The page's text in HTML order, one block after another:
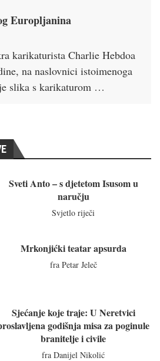
Europljanina
karikaturista Charlie Hebdoa
na naslovnici istoimenoga
slika s karikaturom …
Sveti Anto – s djetetom Isusom u
naručju
Svjetlo riječi
Mrkonjićki teatar apsurda
fra Petar Jeleč
Sjećanje koje traje: U Neretvici
godišnja misa za poginule
branitelje i civile
fra Danijel Nikolić